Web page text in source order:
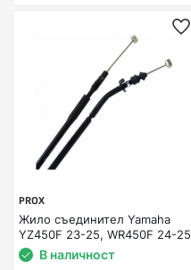
PROX
Жило съединител Yamaha
YZ450F 23-25, WR450F 24-25
В наличност